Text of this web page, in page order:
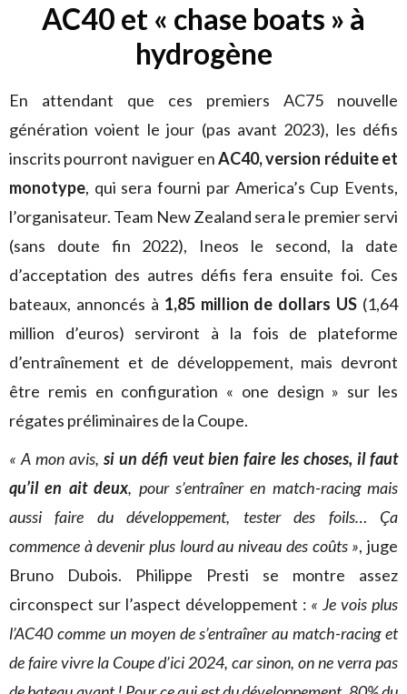
AC40 et « chase boats » à
hydrogène
En attendant que ces premiers AC75 nouvelle
génération voient le jour (pas avant 2023), les défis
inscrits pourront naviguer enAC40, version réduite et
monotype, qui sera fourni par America’s Cup Events,
l’organisateur. Team New Zealand sera le premier servi
(sans doute fin 2022), Ineos le second, la date
d’acceptation des autres défis fera ensuite foi. Ces
bateaux, annoncés à 1,85 million de dollars US (1,64
million d’euros) serviront à la fois de plateforme
d’entraînement et de développement, mais devront
être remis en configuration « one design » sur les
régates préliminaires de la Coupe.
« A mon avis, si un défi veut bien faire les choses, il faut
qu’il en ait deux, pour s’entraîner en match-racing mais
aussi faire du développement, tester des foils… Ça
commence à devenir plus lourd au niveau des coûts », juge
Bruno Dubois. Philippe Presti se montre assez
circonspect sur l’aspect développement : « Je vois plus
l’AC40 comme un moyen de s’entraîner au match-racing et
de faire vivre la Coupe d’ici 2024, car sinon, on ne verra pas